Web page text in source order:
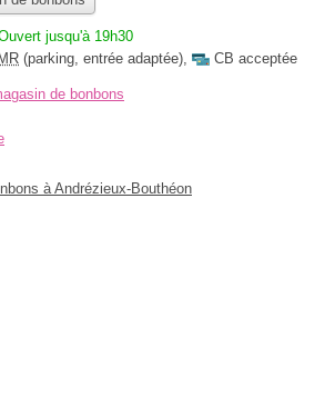
jusqu'à 19h30
(parking, entrée adaptée), CB acceptée
de bonbons
à Andrézieux-Bouthéon